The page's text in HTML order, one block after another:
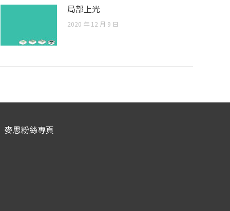
局部上光
2020 年 12 月 9 日
麥思粉絲專頁